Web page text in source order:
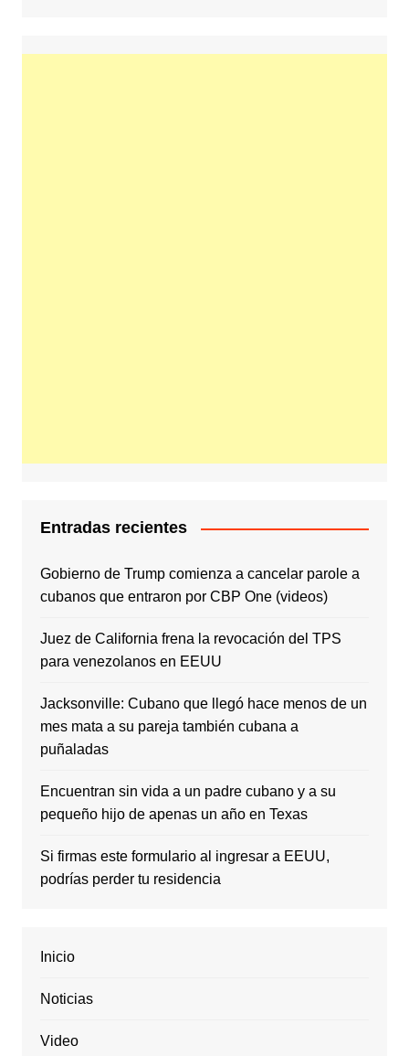
Entradas recientes
Gobierno de Trump comienza a cancelar parole a
cubanos que entraron por CBP One (videos)
Juez de California frena la revocación del TPS
para venezolanos en EEUU
Jacksonville: Cubano que llegó hace menos de un
mes mata a su pareja también cubana a
puñaladas
Encuentran sin vida a un padre cubano y a su
pequeño hijo de apenas un año en Texas
Si firmas este formulario al ingresar a EEUU,
podrías perder tu residencia
Inicio
Noticias
Video